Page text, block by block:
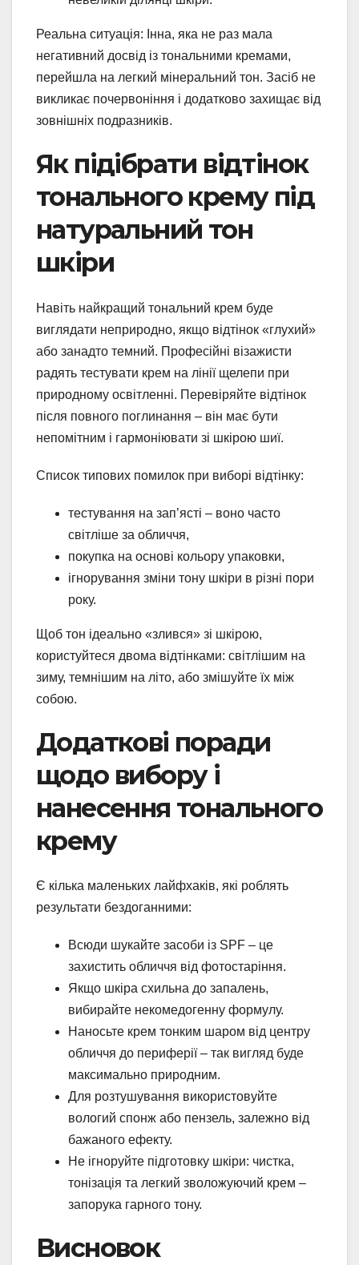
Реальна ситуація: Інна, яка не раз мала
негативний досвід із тональними кремами,
перейшла на легкий мінеральний тон. Засіб не
викликає почервоніння і додатково захищає від
зовнішніх подразників.
Як підібрати відтінок
тонального крему під
натуральний тон
шкіри
Навіть найкращий тональний крем буде
виглядати неприродно, якщо відтінок «глухий»
або занадто темний. Професійні візажисти
радять тестувати крем на лінії щелепи при
природному освітленні. Перевіряйте відтінок
після повного поглинання – він має бути
непомітним і гармоніювати зі шкірою шиї.
Список типових помилок при виборі відтінку:
тестування на зап’ясті – воно часто
світліше за обличчя,
покупка на основі кольору упаковки,
ігнорування зміни тону шкіри в різні пори
року.
Щоб тон ідеально «злився» зі шкірою,
користуйтеся двома відтінками: світлішим на
зиму, темнішим на літо, або змішуйте їх між
собою.
Додаткові поради
щодо вибору і
нанесення тонального
крему
Є кілька маленьких лайфхаків, які роблять
результати бездоганними:
Всюди шукайте засоби із SPF – це
захистить обличчя від фотостаріння.
Якщо шкіра схильна до запалень,
вибирайте некомедогенну формулу.
Наносьте крем тонким шаром від центру
обличчя до периферії – так вигляд буде
максимально природним.
Для розтушування використовуйте
вологий спонж або пензель, залежно від
бажаного ефекту.
Не ігноруйте підготовку шкіри: чистка,
тонізація та легкий зволожуючий крем –
запорука гарного тону.
Висновок